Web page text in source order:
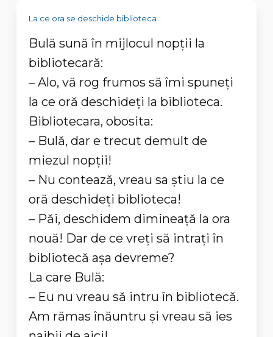
La ce ora se deschide biblioteca
Bulă sună în mijlocul nopții la
bibliotecară:
– Alo, vă rog frumos să îmi spuneți
la ce oră deschideți la biblioteca.
Bibliotecara, obosita:
– Bulă, dar e trecut demult de
miezul nopţii!
– Nu contează, vreau sa știu la ce
oră deschideți biblioteca!
– Păi, deschidem dimineaţă la ora
nouă! Dar de ce vreți să intrați în
bibliotecă aşa devreme?
La care Bulă:
– Eu nu vreau să intru în bibliotecă.
Am rămas înăuntru și vreau să ies